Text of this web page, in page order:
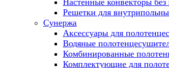
Настенные конвекторы
Решетки для
Сунержа
Аксессуары для
Водяные
Комбинированные
Комплектующие для